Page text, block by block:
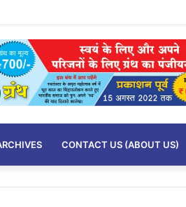
CONTACT US (ABOUT US)